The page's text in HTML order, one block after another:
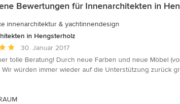
Bewertungen für Innenarchitekten in
innenarchitektur & yachtinnendesign
in Hengsterholz
30. Januar 2017
tolle Beratung! Durch neue Farben und neue Möbel
Wir würden immer wieder auf die Unterstützung zurück